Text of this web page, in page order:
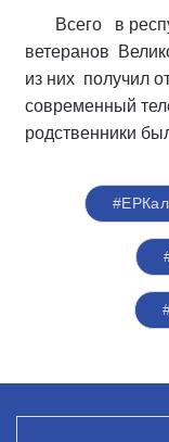
Всего в
ветеранов
из них получил
современный
родственники